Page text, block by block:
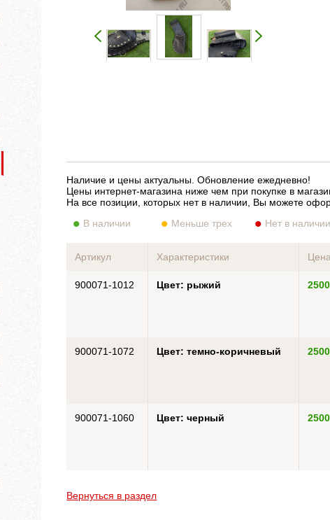
Наличие и цены актуальны. Обновление ежедневно!
Цены интернет-магазина ниже чем при покупке в
На все позиции, которых нет в наличии, Вы можете
В наличии
Меньше трех Нет в наличии
Артикул Характеристики Цена
900071-1012 Цвет: рыжий
900071-1072 Цвет: темно-коричневый
900071-1060 Цвет: черный
Вернуться в раздел